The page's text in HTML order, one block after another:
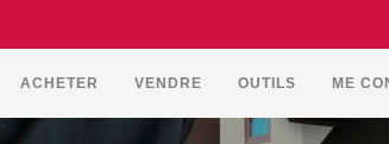
ACHETER VENDRE OUTILS ME